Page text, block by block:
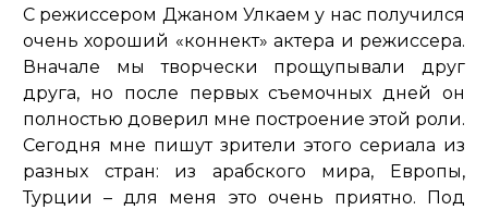
С режиссером Джаном Улкаем у нас получился
очень хороший «коннект» актера и режиссера.
Вначале мы творчески прощупывали друг
друга, но после первых съемочных дней он
полностью доверил мне построение этой роли.
Сегодня мне пишут зрители этого сериала из
разных стран: из арабского мира, Европы,
Турции – для меня это очень приятно. Под